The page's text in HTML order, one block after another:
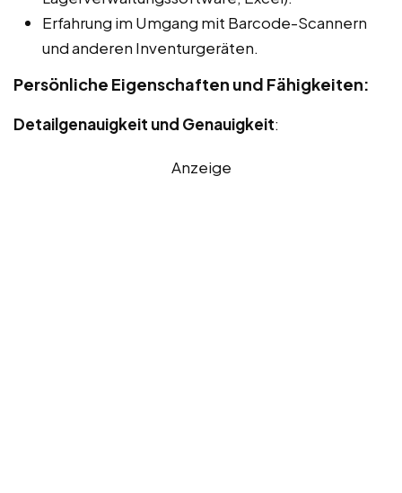
Erfahrung im Umgang mit Barcode-Scannern
und anderen Inventurgeräten.
Persönliche Eigenschaften und Fähigkeiten:
Detailgenauigkeit und Genauigkeit:
Anzeige